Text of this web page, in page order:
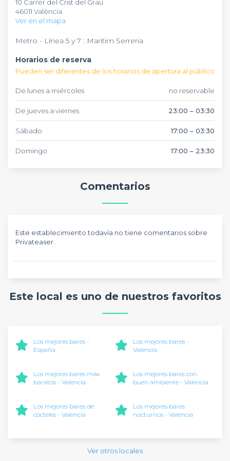
la fiesta empieza desde las 17:00, ideal para quienes quieren
comenzar temprano.
celebrar ocasiones especiales. La música en directo, las
pistas de baile y el ambiente festivo hacen de La Barbería
un lugar único para organizar tu próximo evento con
10 Carrer del Crist del Grau
46011 València
Ver en el mapa
Metro - Línea 5 y 7 : Maritim Serreria
Horarios de reserva
Pueden ser diferentes de los horarios de apertura al público
De lunes a miércoles no reservable
De jueves a viernes 23:00 – 03:30
Sábado 17:00 – 03:30
Domingo 17:00 – 23:30
Comentarios
Este establecimiento todavía no tiene comentarios sobre
Privateaser.
Este local es uno de nuestros favoritos
Los mejores bares -
España
Los mejores bares -
Valencia
Los mejores bares más
baratos - Valencia
Los mejores bares con
buen ambiente - Valencia
Los mejores bares de
cócteles - Valencia
Los mejores bares
nocturnos - Valencia
Ver otros locales